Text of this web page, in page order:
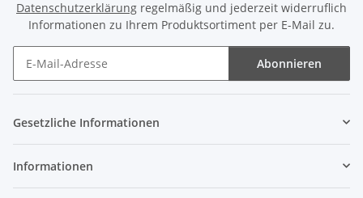
Datenschutzerklärung regelmäßig und jederzeit widerruflich
Informationen zu Ihrem Produktsortiment per E-Mail zu.
Abonnieren
Gesetzliche Informationen
Informationen